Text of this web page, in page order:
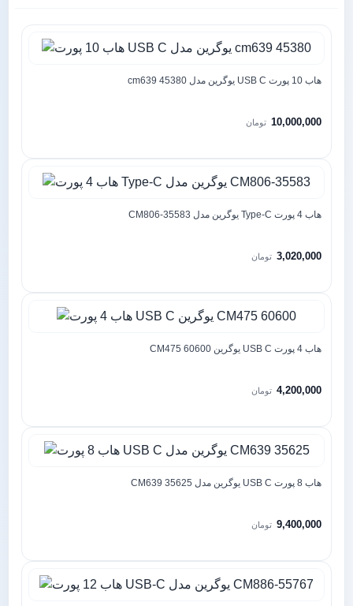
هاب 10 پورت USB C یوگرین مدل cm639 45380
10,000,000 تومان
هاب 4 پورت Type-C یوگرین مدل CM806-35583
3,020,000 تومان
هاب 4 پورت USB C یوگرین CM475 60600
4,200,000 تومان
هاب 8 پورت USB C یوگرین مدل CM639 35625
9,400,000 تومان